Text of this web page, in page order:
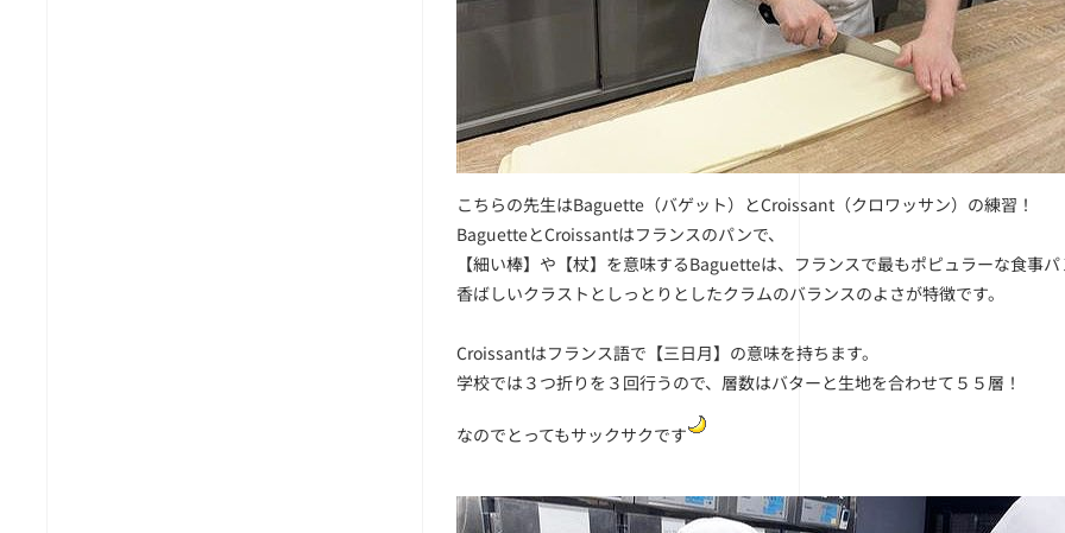
こちらの先生はBaguette（バゲット）とCroissant（クロワッサン）の練習！
BaguetteとCroissantはフランスのパンで、
【細い棒】や【杖】を意味するBaguetteは、フランスで最もポピュラーな食事
香ばしいクラストとしっとりとしたクラムのバランスのよさが特徴です。
Croissantはフランス語で【三日月】の意味を持ちます。
学校では３つ折りを３回行うので、層数はバターと生地を合わせて５５層！
なのでとってもサックサクです